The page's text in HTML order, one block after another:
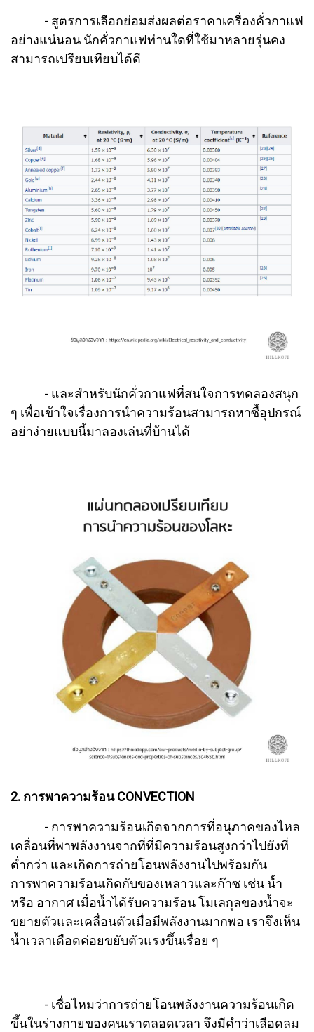
- สูตรการเลือกย่อมส่งผลต่อราคาเครื่องคั่วกาแฟ
อย่างแน่นอน นักคั่วกาแฟท่านใดที่ใช้มาหลายรุ่นคง
สามารถเปรียบเทียบได้ดี
- และสำหรับนักคั่วกาแฟที่สนใจการทดลองสนุก
ๆ เพื่อเข้าใจเรื่องการนำความร้อนสามารถหาซื้อุปกรณ์
อย่าง่ายแบบนี้มาลองเล่นที่บ้านได้
2. การพาความร้อน CONVECTION
- การพาความร้อนเกิดจากการที่อนุภาคของไหล
เคลื่อนที่พาพลังงานจากที่ที่มีความร้อนสูงกว่าไปยังที่
ต่ำกว่า และเกิดการถ่ายโอนพลังงานไปพร้อมกัน
การพาความร้อนเกิดกับของเหลาวและก๊าซ เช่น น้ำ
หรือ อากาศ เมื่อน้ำได้รับความร้อน โมเลกุลของน้ำจะ
ขยายตัวและเคลื่อนตัวเมื่อมีพลังงานมากพอ เราจึงเห็น
น้ำเวลาเดือดค่อยขยับตัวแรงขึ้นเรื่อย ๆ
- เชื่อไหมว่าการถ่ายโอนพลังงานความร้อนเกิด
ขึ้นในร่างกายของคนเราตลอดเวลา จึงมีคำว่าเลือดลม